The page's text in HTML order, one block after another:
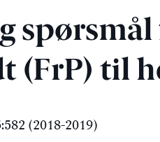
spørsmål
(FrP) til
(2018-2019)